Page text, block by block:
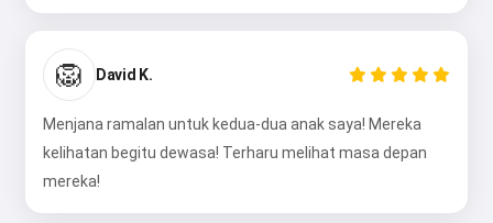
🦁 David K.
Menjana ramalan untuk kedua-dua anak saya! Mereka
kelihatan begitu dewasa! Terharu melihat masa depan
mereka!